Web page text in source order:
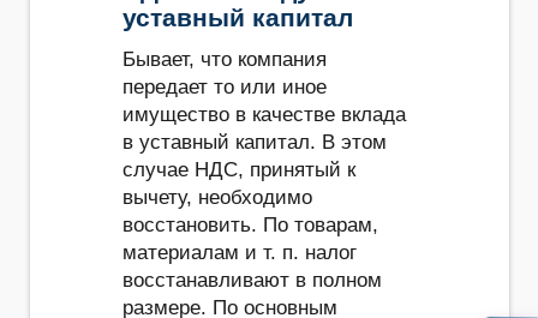
уставный капитал
Бывает, что компания
передает то или иное
имущество в качестве вклада
в уставный капитал. В этом
случае НДС, принятый к
вычету, необходимо
восстановить. По товарам,
материалам и т. п. налог
восстанавливают в полном
размере. По основным